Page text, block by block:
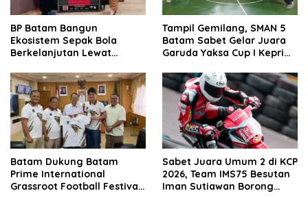
BP Batam Bangun
Ekosistem Sepak Bola
Berkelanjutan Lewat
Tampil Gemilang, SMAN 5
Batam Sabet Gelar Juara
Garuda Yaksa Cup I Kepri
Batam Dukung Batam
Prime International
Grassroot Football Festival
Sabet Juara Umum 2 di KCP
2026, Team IMS75 Besutan
Iman Sutiawan Borong